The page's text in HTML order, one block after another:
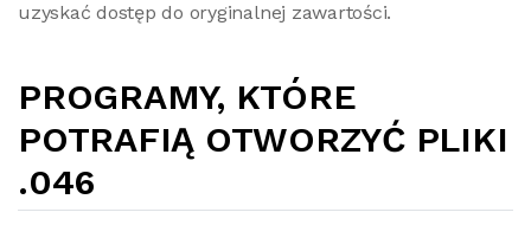
uzyskać dostęp do oryginalnej zawartości.
PROGRAMY, KTÓRE
POTRAFIĄ OTWORZYĆ PLIKI
.046